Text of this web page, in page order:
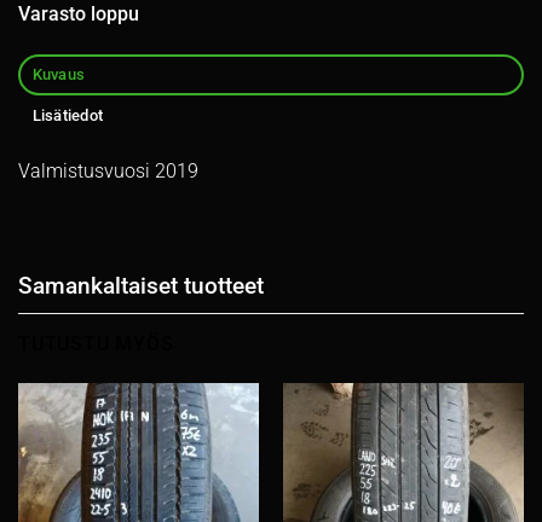
Varasto loppu
Kuvaus
Lisätiedot
Valmistusvuosi 2019
Samankaltaiset tuotteet